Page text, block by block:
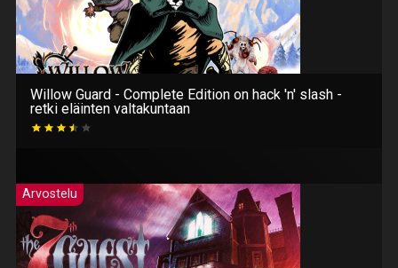
Willow Guard - Complete Edition on hack 'n' slash -
retki eläinten valtakuntaan
Arvostelu